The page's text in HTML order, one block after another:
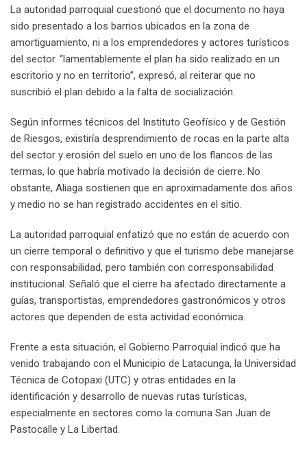
La autoridad parroquial cuestionó que el documento no haya
sido presentado a los barrios ubicados en la zona de
amortiguamiento, ni a los emprendedores y actores turísticos
del sector. “lamentablemente el plan ha sido realizado en un
escritorio y no en territorio”, expresó, al reiterar que no
suscribió el plan debido a la falta de socialización.
Según informes técnicos del Instituto Geofísico y de Gestión
de Riesgos, existiría desprendimiento de rocas en la parte alta
del sector y erosión del suelo en uno de los flancos de las
termas, lo que habría motivado la decisión de cierre. No
obstante, Aliaga sostienen que en aproximadamente dos años
y medio no se han registrado accidentes en el sitio.
La autoridad parroquial enfatizó que no están de acuerdo con
un cierre temporal o definitivo y que el turismo debe manejarse
con responsabilidad, pero también con corresponsabilidad
institucional. Señaló que el cierre ha afectado directamente a
guías, transportistas, emprendedores gastronómicos y otros
actores que dependen de esta actividad económica.
Frente a esta situación, el Gobierno Parroquial indicó que ha
venido trabajando con el Municipio de Latacunga, la Universidad
Técnica de Cotopaxi (UTC) y otras entidades en la
identificación y desarrollo de nuevas rutas turísticas,
especialmente en sectores como la comuna San Juan de
Pastocalle y La Libertad.